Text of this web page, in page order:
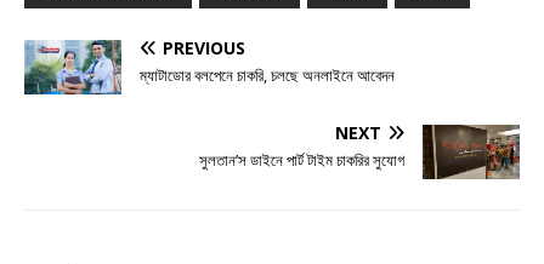
PREVIOUS
ম্যাটাডোর বলপেনে চাকরি, চলছে অনলাইনে আবেদন
NEXT
সুলতান’স ডাইনে পার্ট টাইম চাকরির সুযোগ